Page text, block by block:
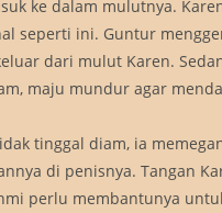
ke dalam mulutnya.
seperti ini. Guntur
dari mulut Karen.
maju mundur agar
tinggal diam, ia
di penisnya. Tangan
perlu membantunya